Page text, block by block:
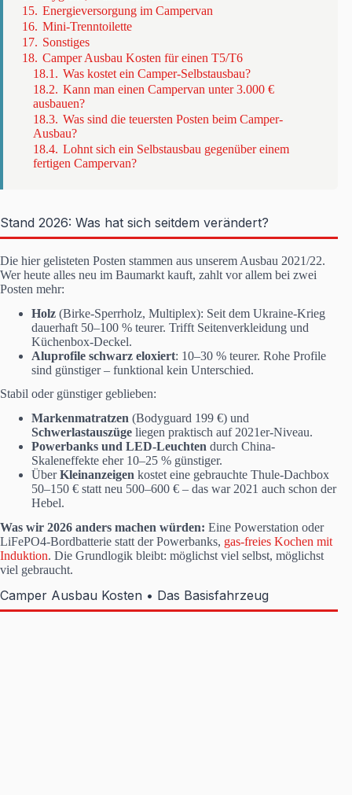
15. Energieversorgung im Campervan
16. Mini-Trenntoilette
17. Sonstiges
18. Camper Ausbau Kosten für einen T5/T6
18.1. Was kostet ein Camper-Selbstausbau?
18.2. Kann man einen Campervan unter 3.000 €
ausbauen?
18.3. Was sind die teuersten Posten beim Camper-
Ausbau?
18.4. Lohnt sich ein Selbstausbau gegenüber einem
fertigen Campervan?
Stand 2026: Was hat sich seitdem verändert?
Die hier gelisteten Posten stammen aus unserem Ausbau 2021/22.
Wer heute alles neu im Baumarkt kauft, zahlt vor allem bei zwei
Posten mehr:
Holz (Birke-Sperrholz, Multiplex): Seit dem Ukraine-Krieg
dauerhaft 50–100 % teurer. Trifft Seitenverkleidung und
Küchenbox-Deckel.
Aluprofile schwarz eloxiert: 10–30 % teurer. Rohe Profile
sind günstiger – funktional kein Unterschied.
Stabil oder günstiger geblieben:
Markenmatratzen (Bodyguard 199 €) und
Schwerlastauszüge liegen praktisch auf 2021er-Niveau.
Powerbanks und LED-Leuchten durch China-
Skaleneffekte eher 10–25 % günstiger.
ÜberKleinanzeigen kostet eine gebrauchte Thule-Dachbox
50–150 € statt neu 500–600 € – das war 2021 auch schon der
Hebel.
Was wir 2026 anders machen würden: Eine Powerstation oder
LiFePO4-Bordbatterie statt der Powerbanks, gas-freies Kochen mit
Induktion. Die Grundlogik bleibt: möglichst viel selbst, möglichst
viel gebraucht.
Camper Ausbau Kosten • Das Basisfahrzeug